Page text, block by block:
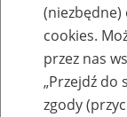
Szkolenia
(niezbędne)
cookies.
przez nas
„Przejdź do
zgody